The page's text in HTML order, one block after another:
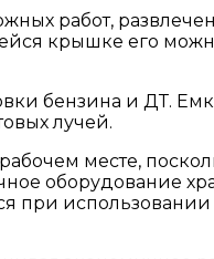
работ,
крышке его
бензина и ДТ.
лучей.
месте,
оборудование
при